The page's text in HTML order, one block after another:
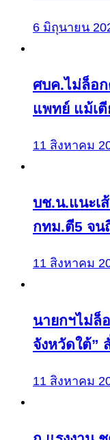
6 มิถุนายน
ศบค.ไม่ล็อ
แพทย์ แม้เตี
11 สิงหาคม
บช.น.แนะเ
กทม.ตี5 จน
11 สิงหาคม
นายกฯไม่ล็
จังหวัดใต้”
11 สิงหาคม